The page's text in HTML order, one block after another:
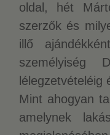
oldal, hét
szerzők és
illő
személyiség
Mint ahogyan
amelynek